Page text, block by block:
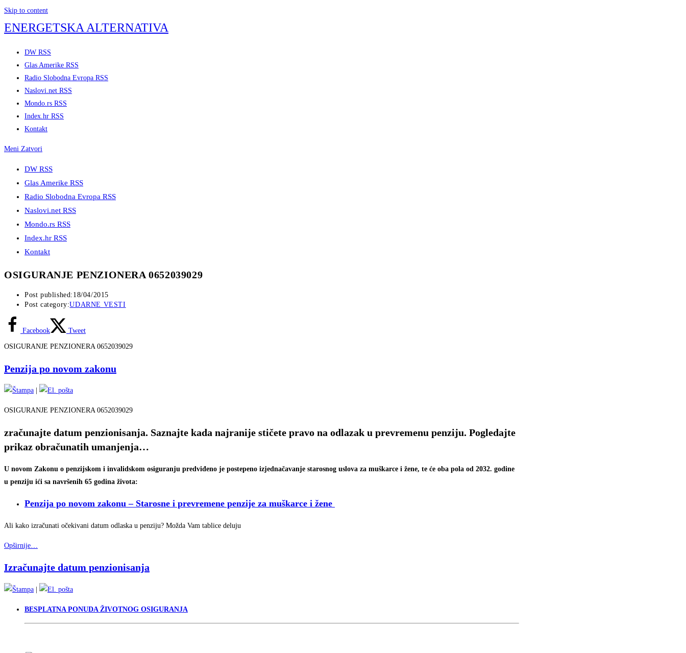
Skip to content
ENERGETSKA ALTERNATIVA
DW RSS
Glas Amerike RSS
Radio Slobodna Evropa RSS
Naslovi.net RSS
Mondo.rs RSS
Index.hr RSS
Kontakt
Meni Zatvori
DW RSS
Glas Amerike RSS
Radio Slobodna Evropa RSS
Naslovi.net RSS
Mondo.rs RSS
Index.hr RSS
Kontakt
OSIGURANJE PENZIONERA 0652039029
Post published: 18/04/2015
Post category:UDARNE VESTI
Facebook Tweet
OSIGURANJE PENZIONERA 0652039029
Penzija po novom zakonu
OSIGURANJE PENZIONERA 0652039029
zračunajte datum penzionisanja. Saznajte kada najranije stičete pravo na odlazak u prevremenu penziju. Pogledajte
prikaz obračunatih umanjenja…
U novom Zakonu o penzijskom i invalidskom osiguranju predviđeno je postepeno izjednačavanje starosnog uslova za muškarce i žene, te će oba pola od 2032. godine
u penziju ići sa navršenih 65 godina života:
Penzija po novom zakonu – Starosne i prevremene penzije za muškarce i žene
Ali kako izračunati očekivani datum odlaska u penziju? Možda Vam tablice deluju
Opširnije…
Izračunajte datum penzionisanja
BESPLATNA PONUDA ŽIVOTNOG OSIGURANJA